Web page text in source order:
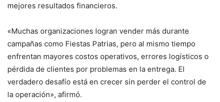
mejores resultados financieros.
«Muchas organizaciones logran vender más durante
campañas como Fiestas Patrias, pero al mismo tiempo
enfrentan mayores costos operativos, errores logísticos o
pérdida de clientes por problemas en la entrega. El
verdadero desafío está en crecer sin perder el control de
la operación», afirmó.